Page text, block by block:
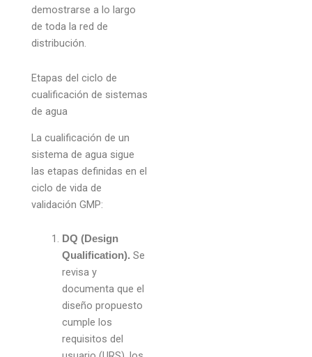
demostrarse a lo largo
de toda la red de
distribución.
Etapas del ciclo de
cualificación de sistemas
de agua
La cualificación de un
sistema de agua sigue
las etapas definidas en el
ciclo de vida de
validación GMP:
DQ (Design
Qualification). Se
revisa y
documenta que el
diseño propuesto
cumple los
requisitos del